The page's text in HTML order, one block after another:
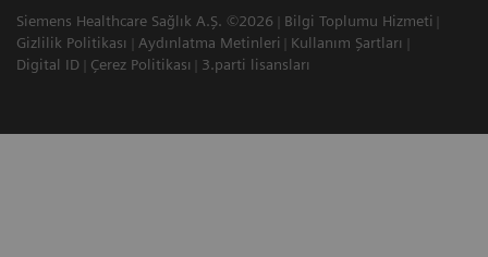
Siemens Healthcare Sağlık A.Ş. ©2026
Bilgi Toplumu Hizmeti
Gizlilik Politikası
Aydınlatma Metinleri
Kullanım Şartları
Digital ID
Çerez Politikası 3.parti lisansları